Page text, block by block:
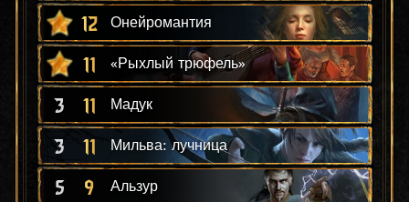
12 Онейромантия
11 «Рыхлый трюфель»
3 11 Мадук
3 11 Мильва: лучница
5 9 Альзур